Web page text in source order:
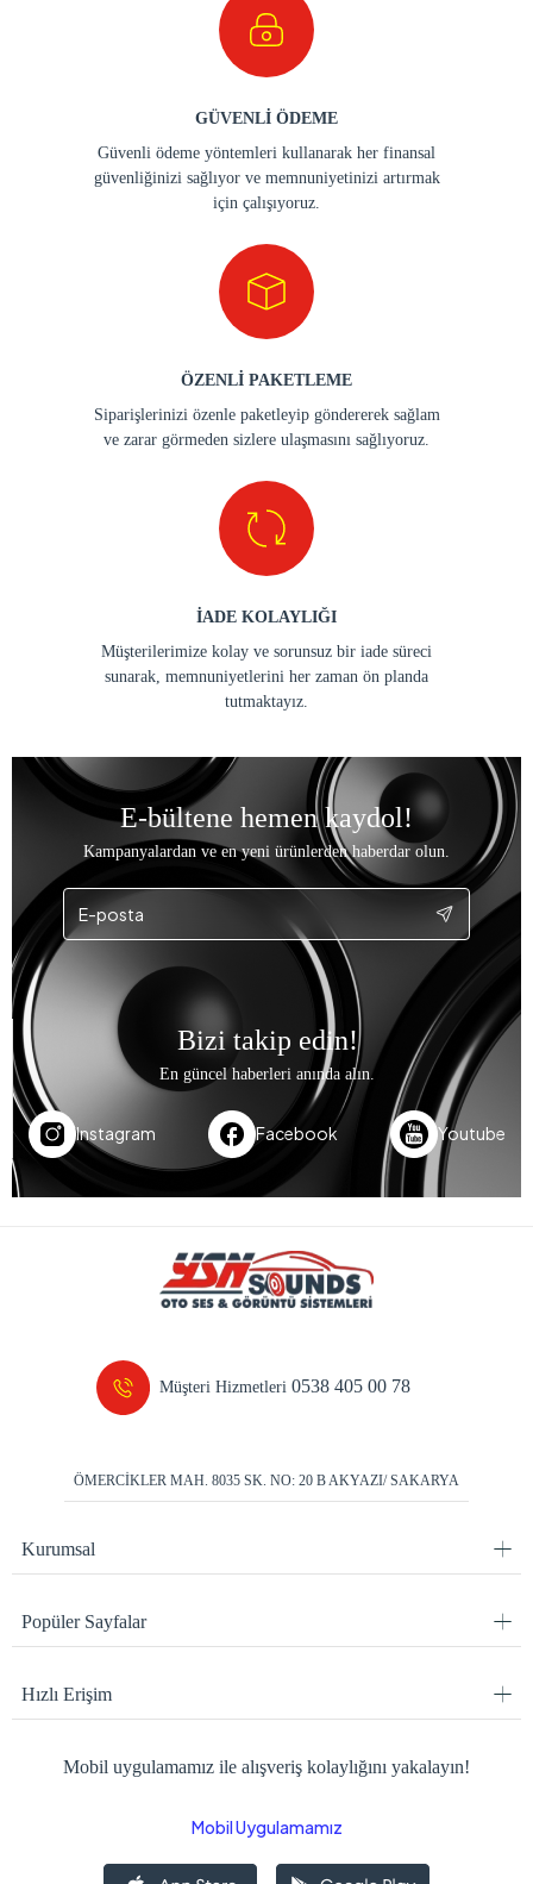
GÜVENLİ ÖDEME
Güvenli ödeme yöntemleri kullanarak her finansal
güvenliğinizi sağlıyor ve memnuniyetinizi artırmak
için çalışıyoruz.
ÖZENLİ PAKETLEME
Siparişlerinizi özenle paketleyip göndererek sağlam
ve zarar görmeden sizlere ulaşmasını sağlıyoruz.
İADE KOLAYLIĞI
Müşterilerimize kolay ve sorunsuz bir iade süreci
sunarak, memnuniyetlerini her zaman ön planda
tutmaktayız.
E-bültene hemen kaydol!
Kampanyalardan ve en yeni ürünlerden haberdar olun.
Bizi takip edin!
En güncel haberleri anında alın.
Instagram Facebook Youtube
Müşteri Hizmetleri0538 405 00 78
ÖMERCİKLER MAH. 8035 SK. NO: 20 B AKYAZI/ SAKARYA
Kurumsal
Popüler Sayfalar
Hızlı Erişim
Mobil uygulamamız ile alışveriş kolaylığını yakalayın!
Mobil Uygulamamız